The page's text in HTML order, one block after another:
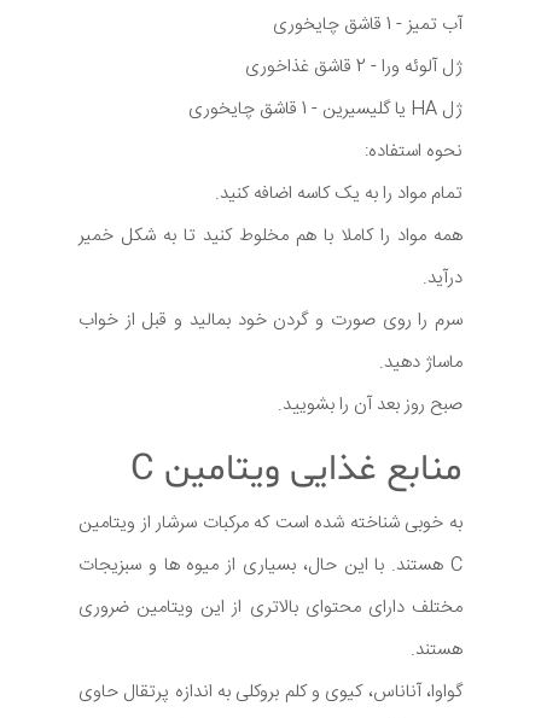
آب تمیز - 1 قاشق چایخوری
ژل آلوئه ورا - 2 قاشق غذاخوری
ژل HA یا گلیسیرین - 1 قاشق چایخوری
نحوه استفاده:
تمام مواد را به یک کاسه اضافه کنید.
همه مواد را کاملا با هم مخلوط کنید تا به شکل خمیر
درآید.
سرم را روی صورت و گردن خود بمالید و قبل از خواب
ماساژ دهید.
صبح روز بعد آن را بشویید.
منابع غذایی ویتامین C
به خوبی شناخته شده است که مرکبات سرشار از ویتامین
C هستند. با این حال، بسیاری از میوه ها و سبزیجات
مختلف دارای محتوای بالاتری از این ویتامین ضروری
هستند.
گواوا، آناناس، کیوی و کلم بروکلی به اندازه پرتقال حاوی